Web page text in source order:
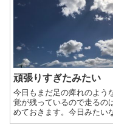
頑張りすぎたみたい
今日もまだ足の痺れのよう
覚が残っているので走るの
めておきます。今日みたい
気は快適に走れそうなのに